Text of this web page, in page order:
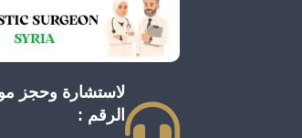
لاستشارة وحجز
الرقم :